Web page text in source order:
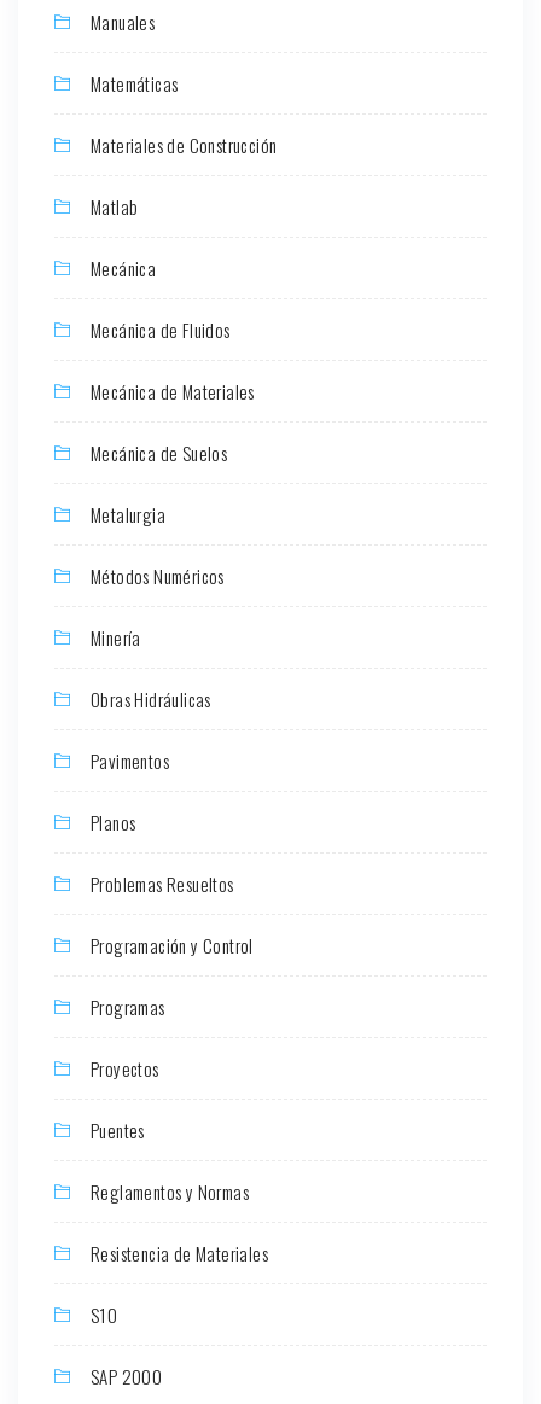
Manuales
Matemáticas
Materiales de Construcción
Matlab
Mecánica
Mecánica de Fluidos
Mecánica de Materiales
Mecánica de Suelos
Metalurgia
Métodos Numéricos
Minería
Obras Hidráulicas
Pavimentos
Planos
Problemas Resueltos
Programación y Control
Programas
Proyectos
Puentes
Reglamentos y Normas
Resistencia de Materiales
S10
SAP 2000